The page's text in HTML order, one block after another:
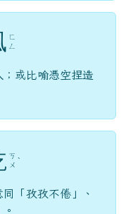
ㄈ
ㄥ
或比喻憑空捏造
ㄎ
ㄨ ˋ
「孜孜不倦」、